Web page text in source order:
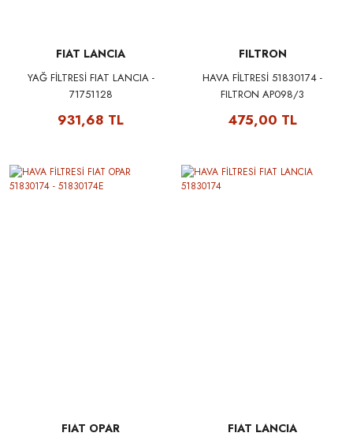
FIAT LANCIA
YAĞ FİLTRESİ FIAT LANCIA -
71751128
931,68 TL
FILTRON
HAVA FİLTRESİ 51830174 -
FILTRON AP098/3
475,00 TL
FIAT OPAR FIAT LANCIA